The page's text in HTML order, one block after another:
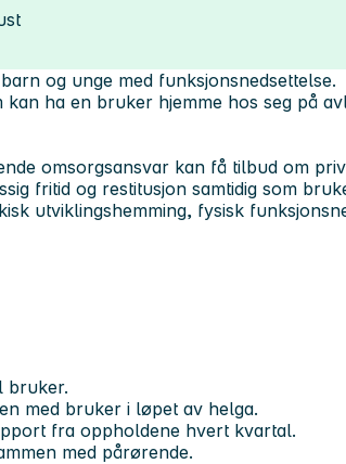
og unge med funksjonsnedsettelse.
ha en bruker hjemme hos seg på
omsorgsansvar kan få tilbud om
fritid og restitusjon samtidig som
utviklingshemming, fysisk
bruker.
med bruker i løpet av helga.
fra oppholdene hvert kvartal.
med pårørende.